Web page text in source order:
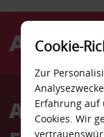
Avis
Cookie-
Zur
Erfahrung auf
Cookies. Wir